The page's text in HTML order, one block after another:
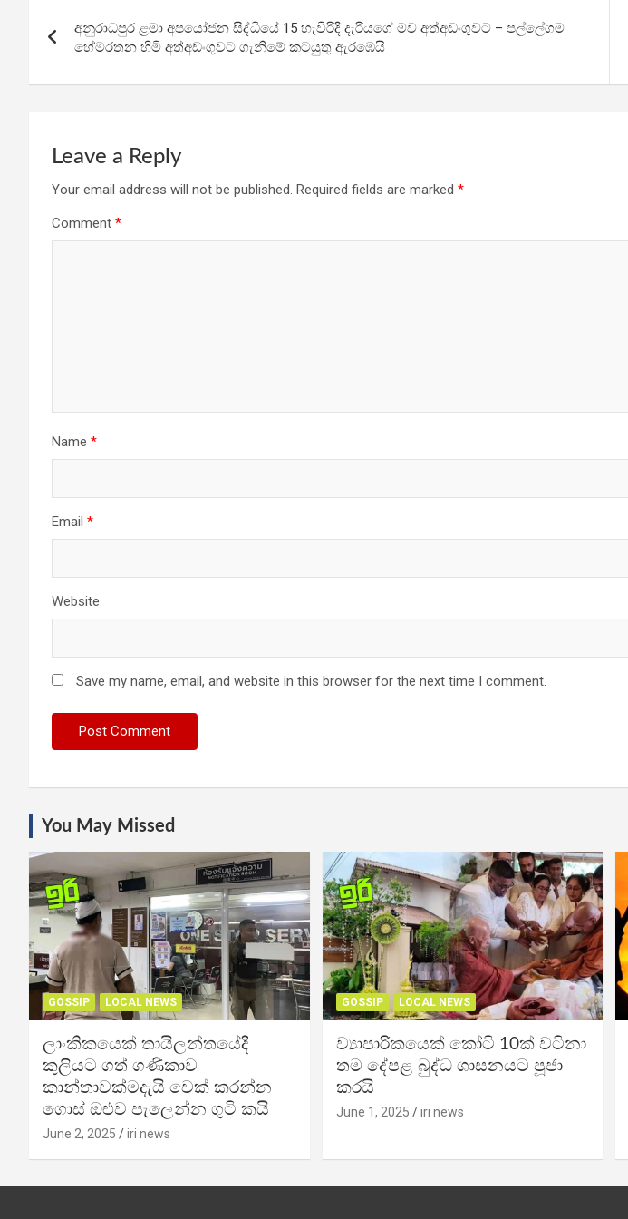
o
o
k
A
p
p
a
m
navigation
අනුරාධපුර ළමා අපයෝජන සිද්ධියේ 15 හැවිරිදි දැරියගේ මව අත්අඩංගුවට – පල්ලේගම
හේමරතන හිමි අත්අඩංගුවට ගැනිමේ කටයුතු ඇරඹෙයි
Leave a Reply
Your email address will not be published. Required fields are marked *
Comment *
Name *
Email *
Website
Save my name, email, and website in this browser for the next time I comment.
You May Missed
GOSSIP LOCAL NEWS
ලාංකිකයෙක් තායිලන්තයේදී
කුලියට ගත් ගණිකාව
කාන්තාවක්මදැයි චෙක් කරන්න
ගොස් ඔළුව පැලෙන්න ගුටි කයි
June 2, 2025 iri news
GOSSIP LOCAL NEWS
ව්‍යාපාරිකයෙක් කෝටි 10ක් වටිනා
තම දේපළ බුද්ධ ශාසනයට පූජා
කරයි
June 1, 2025 iri news